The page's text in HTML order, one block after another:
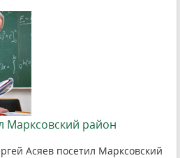
Марксовский район
Асяев посетил Марксовский